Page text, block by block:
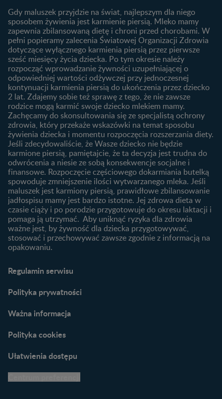
Produkty
Wyszukiwarka produktów
Nasze marki
Jak zaplanować płeć
dziecka?
Jak rozpoznać dni płodne?
Badania przed ciążą
Planowanie urlopu
macierzyńskiego
1. trymestr ciąży
2. trymestr ciąży
3. trymestr ciąży
Rozwój dziecka
Kalendarz rozwoju dziecka
Skoki rozwojowe
Ząbkowanie u niemowląt
Żywienie dziecka
10 sposobów jak poprawić
laktację
Jakie mleko następne
wybrać dla dziecka?
Jak rozszerzać dietę
niemowlaka?
Przydatne materiały dla
rodziców
Poradniki dla rodziców
Karty do zdjęć dla
Maluszka
Materiały do pobrania
Narzędzia dla rodziców
praktyczne wskazówki
Gdy maluszek przyjdzie na świat, najlepszym dla niego
sposobem żywienia jest karmienie piersią. Mleko mamy
zapewnia zbilansowaną dietę i chroni przed chorobami. W
pełni popieramy zalecenia Światowej Organizacji Zdrowia
dotyczące wyłącznego karmienia piersią przez pierwsze
sześć miesięcy życia dziecka. Po tym okresie należy
rozpocząć wprowadzanie żywności uzupełniającej o
odpowiedniej wartości odżywczej przy jednoczesnej
kontynuacji karmienia piersią do ukończenia przez dziecko
2 lat. Zdajemy sobie też sprawę z tego, że nie zawsze
rodzice mogą karmić swoje dziecko mlekiem mamy.
Zachęcamy do skonsultowania się ze specjalistą ochrony
zdrowia, który przekaże wskazówki na temat sposobu
żywienia dziecka i momentu rozpoczęcia rozszerzania diety.
Jeśli zdecydowaliście, że Wasze dziecko nie będzie
karmione piersią, pamiętajcie, że ta decyzja jest trudna do
odwrócenia a niesie ze sobą konsekwencje socjalne i
finansowe. Rozpoczęcie częściowego dokarmiania butelką
spowoduje zmniejszenie ilości wytwarzanego mleka. Jeśli
maluszek jest karmiony piersią, prawidłowe zbilansowanie
jadłospisu mamy jest bardzo istotne. Jej zdrowa dieta w
czasie ciąży i po porodzie przygotowuje do okresu laktacji i
pomaga ją utrzymać. Aby uniknąć ryzyka dla zdrowia
ważne jest, by żywność dla dziecka przygotowywać,
stosować i przechowywać zawsze zgodnie z informacją na
opakowaniu.
Regulamin serwisu
Polityka prywatności
Ważna informacja
Polityka cookies
Ułatwienia dostępu